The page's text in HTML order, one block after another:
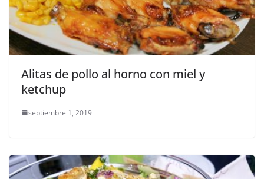
Alitas de pollo al horno con miel y
ketchup
septiembre 1, 2019